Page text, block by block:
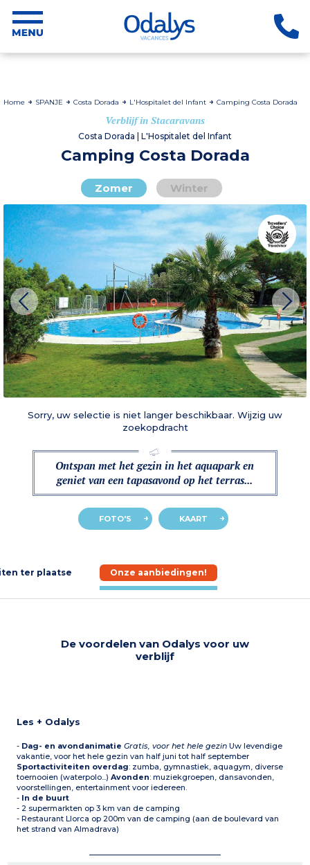
Home SPANJE Costa Dorada L'Hospitalet del Infant Camping Costa Dorada
Verblijf in Stacaravans
Costa Dorada | L'Hospitalet del Infant
Camping Costa Dorada
Zomer Winter
Sorry, uw selectie is niet langer beschikbaar. Wijzig uw
zoekopdracht
Ontspan met het gezin in het aquapark en
geniet van een tapasavond op het terras...
FOTO'S KAART
ter plaatse Onze aanbiedingen!
De voordelen van Odalys voor uw
verblijf
Les + Odalys
- Dag- en avondanimatie Gratis, voor het hele gezin Uw levendige
vakantie, voor het hele gezin van half juni tot half september
Sportactiviteiten overdag: zumba, gymnastiek, aquagym, diverse
toernooien (waterpolo...)Avonden: muziekgroepen, dansavonden,
voorstellingen, entertainment voor iedereen.
- In de buurt
- 2 supermarkten op 3 km van de camping
- Restaurant Llorca op 200m van de camping (aan de boulevard van
het strand van Almadrava)